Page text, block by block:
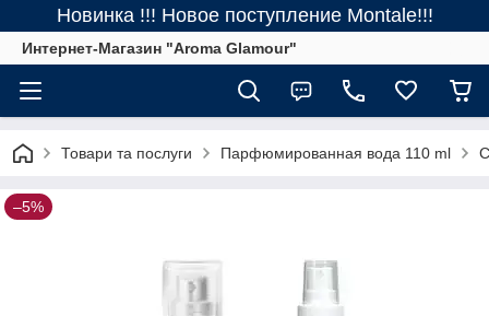
Новинка !!! Новое поступление Montale!!!
Интернет-Магазин "Aroma Glamour"
Товари та послуги Парфюмированная вода 110 ml
–5%